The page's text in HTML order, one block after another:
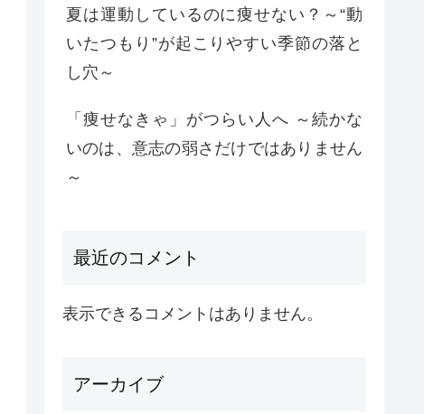
夏は運動しているのに痩せない？～“動
いたつもり”が起こりやすい季節の落と
し穴～
「痩せなきゃ」がつらい人へ ～続かな
いのは、意志の弱さだけではありません
～
最近のコメント
表示できるコメントはありません。
アーカイブ